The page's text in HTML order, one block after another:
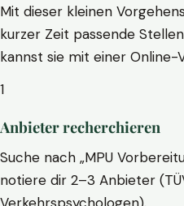
Mit dieser kleinen
kurzer Zeit passende
kannst sie mit einer
1
Anbieter recherchieren
Suche nach „MPU
notiere dir 2–3 Anbieter